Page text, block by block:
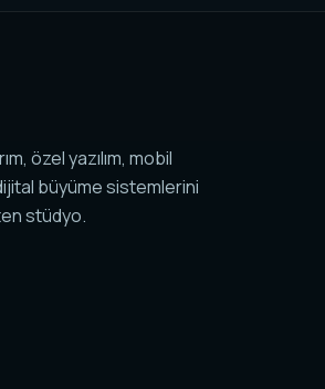
özel yazılım, mobil
büyüme sistemlerini
stüdyo.